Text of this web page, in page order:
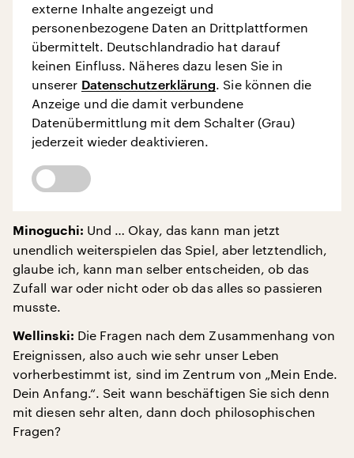
externe Inhalte angezeigt und
personenbezogene Daten an Drittplattformen
übermittelt. Deutschlandradio hat darauf
keinen Einfluss. Näheres dazu lesen Sie in
unserer Datenschutzerklärung. Sie können die
Anzeige und die damit verbundene
Datenübermittlung mit dem Schalter (Grau)
jederzeit wieder deaktivieren.
Minoguchi: Und … Okay, das kann man jetzt
unendlich weiterspielen das Spiel, aber letztendlich,
glaube ich, kann man selber entscheiden, ob das
Zufall war oder nicht oder ob das alles so passieren
musste.
Wellinski: Die Fragen nach dem Zusammenhang von
Ereignissen, also auch wie sehr unser Leben
vorherbestimmt ist, sind im Zentrum von „Mein Ende.
Dein Anfang.“. Seit wann beschäftigen Sie sich denn
mit diesen sehr alten, dann doch philosophischen
Fragen?